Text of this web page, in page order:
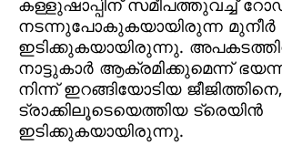
കള്ളുഷാപ്പിന് സമീപത്തുവച്ച്
നടന്നുപോകുകയായിരുന്ന മുനീര്‍
ഇടിക്കുകയായിരുന്നു.
നാട്ടുകാര്‍ ആക്രമിക്കുമെന്ന്
നിന്ന് ഇറങ്ങിയോടിയ
ട്രാക്കിലൂടെയെത്തിയ ട്രെയിന്‍
ഇടിക്കുകയായിരുന്നു.